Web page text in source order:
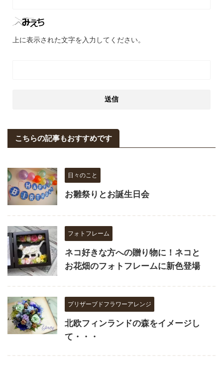
上に表示された文字を入力してください。
こちらの記事もおすすめです
日々のこと
お雛祭りとお誕生日会
フォトフレーム
ネコ好きな方への贈り物に！ネコと
お花畑のフォトフレームに新色登場
プリザーブドフラワーアレンジ
北欧フィンランドの森をイメージし
て・・・